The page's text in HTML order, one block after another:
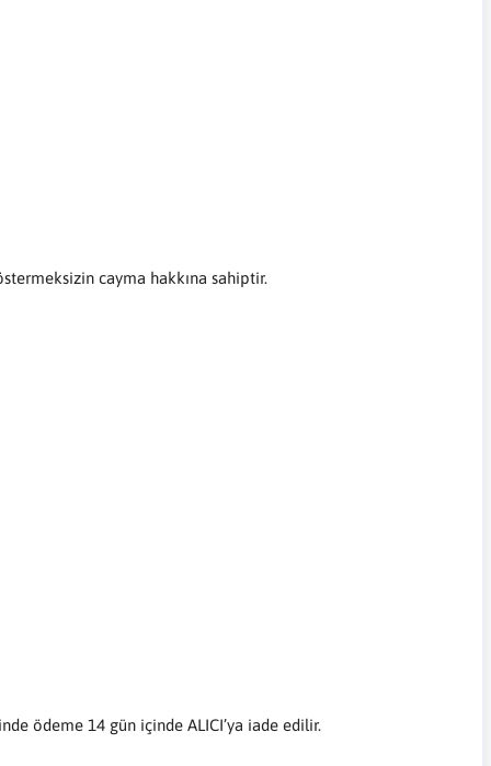
cayma hakkına sahiptir.
ödeme 14 gün içinde ALICI’ya iade edilir.